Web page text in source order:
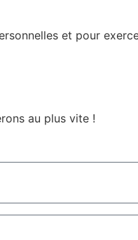
et pour
au plus vite !